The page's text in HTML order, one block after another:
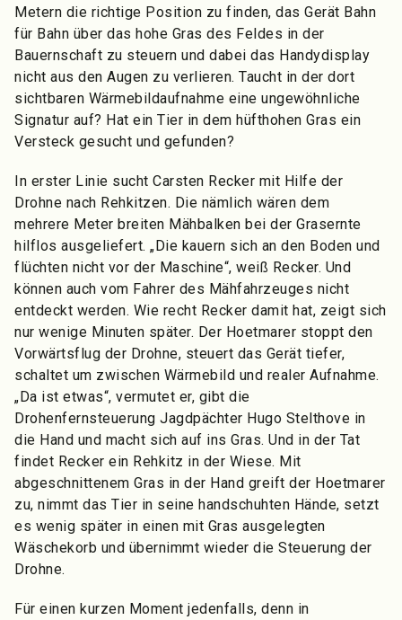
Metern die richtige Position zu finden, das Gerät Bahn
für Bahn über das hohe Gras des Feldes in der
Bauernschaft zu steuern und dabei das Handydisplay
nicht aus den Augen zu verlieren. Taucht in der dort
sichtbaren Wärmebildaufnahme eine ungewöhnliche
Signatur auf? Hat ein Tier in dem hüfthohen Gras ein
Versteck gesucht und gefunden?
In erster Linie sucht Carsten Recker mit Hilfe der
Drohne nach Rehkitzen. Die nämlich wären dem
mehrere Meter breiten Mähbalken bei der Grasernte
hilflos ausgeliefert. „Die kauern sich an den Boden und
flüchten nicht vor der Maschine“, weiß Recker. Und
können auch vom Fahrer des Mähfahrzeuges nicht
entdeckt werden. Wie recht Recker damit hat, zeigt sich
nur wenige Minuten später. Der Hoetmarer stoppt den
Vorwärtsflug der Drohne, steuert das Gerät tiefer,
schaltet um zwischen Wärmebild und realer Aufnahme.
„Da ist etwas“, vermutet er, gibt die
Drohenfernsteuerung Jagdpächter Hugo Stelthove in
die Hand und macht sich auf ins Gras. Und in der Tat
findet Recker ein Rehkitz in der Wiese. Mit
abgeschnittenem Gras in der Hand greift der Hoetmarer
zu, nimmt das Tier in seine handschuhten Hände, setzt
es wenig später in einen mit Gras ausgelegten
Wäschekorb und übernimmt wieder die Steuerung der
Drohne.
Für einen kurzen Moment jedenfalls, denn in